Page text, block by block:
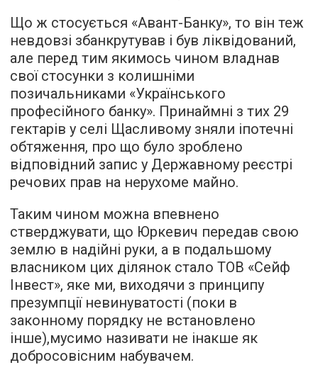
Що ж стосується «Авант-Банку», то він теж
невдовзі збанкрутував і був ліквідований,
але перед тим якимось чином владнав
свої стосунки з колишніми
позичальниками «Українського
професійного банку». Принаймні з тих 29
гектарів у селі Щасливому зняли іпотечні
обтяження, про що було зроблено
відповідний запис у Державному реєстрі
речових прав на нерухоме майно.
Таким чином можна впевнено
стверджувати, що Юркевич передав свою
землю в надійні руки, а в подальшому
власником цих ділянок стало ТОВ «Сейф
Інвест», яке ми, виходячи з принципу
презумпції невинуватості (поки в
законному порядку не встановлено
інше),мусимо називати не інакше як
добросовісним набувачем.